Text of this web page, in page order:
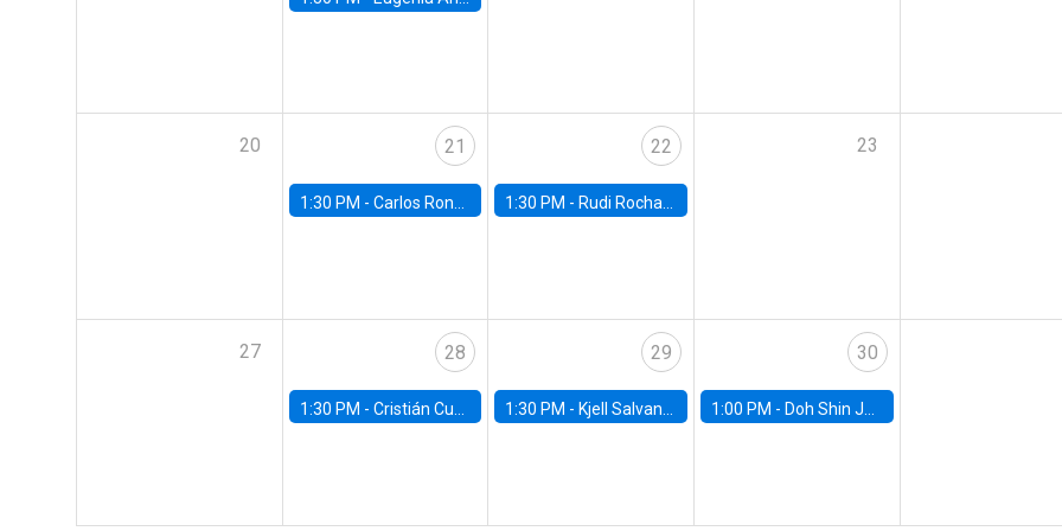
20 21
1:30 PM - Carlos Rondón Moreno, Banco Central de Chile
22
1:30 PM - Rudi Rocha, FGV EAESP
23
27 28
1:30 PM - Cristián Cuevas, Universidad de Los Andes
29
1:30 PM - Kjell Salvanes, Norwegian School of Economics
30
1:00 PM - Doh Shin Jeon, Toulouse School of Economics